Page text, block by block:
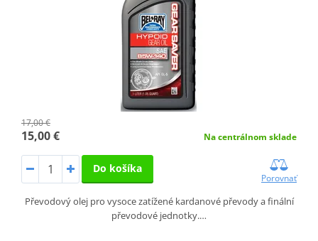
17,00 €
15,00 € Na centrálnom sklade
Do košíka
Porovnať
Převodový olej pro vysoce zatížené kardanové převody a finální
převodové jednotky.…